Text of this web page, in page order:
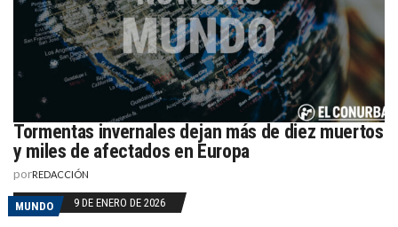
Tormentas invernales dejan más de diez muertos
y miles de afectados en Europa
porREDACCIÓN
MUNDO 9 DE ENERO DE 2026